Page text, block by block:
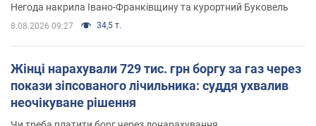
Негода накрила Івано-Франківщину та курортний Буковель
8.08.2026 09:27 34,5 т.
Жінці нарахували 729 тис. грн боргу за газ через
покази зіпсованого лічильника: суддя ухвалив
неочікуване рішення